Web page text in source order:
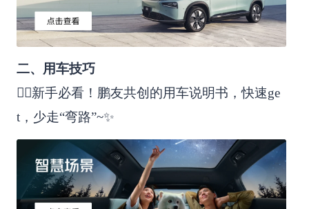
二、用车技巧
✍🏻新手必看！鹏友共创的用车说明书，快速ge
t，少走“弯路”~✨